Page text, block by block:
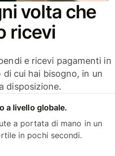
volta che
ricevi
e ricevi pagamenti in
cui hai bisogno, in un
disposizione.
a livello globale.
a portata di mano in un
in pochi secondi.